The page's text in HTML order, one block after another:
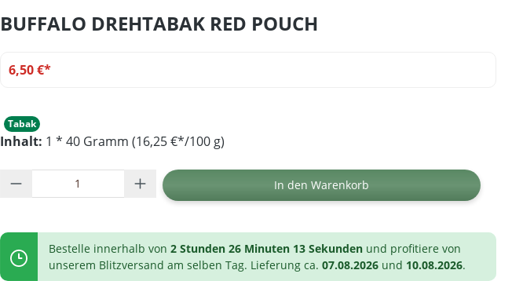
BUFFALO DREHTABAK RED POUCH
6,50 €*
Tabak
Inhalt: 1 * 40 Gramm (16,25 €*/100 g)
Produkt Anzahl: Gib den gewünschten Wert ein oder
In den Warenkorb
Bestelle innerhalb von 2 Stunden 26 Minuten 12 Sekunden und profitiere von
unserem Blitzversand am selben Tag. Lieferung ca. 07.08.2026 und 10.08.2026.